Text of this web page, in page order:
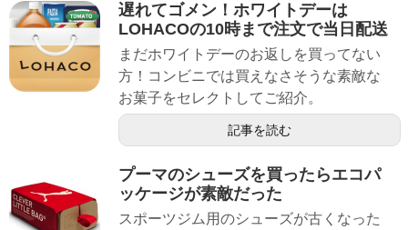
遅れてゴメン！ホワイトデーは
LOHACOの10時まで注文で当日配送
まだホワイトデーのお返しを買ってない
方！コンビニでは買えなさそうな素敵な
お菓子をセレクトしてご紹介。
記事を読む
プーマのシューズを買ったらエコパ
ッケージが素敵だった
スポーツジム用のシューズが古くなった